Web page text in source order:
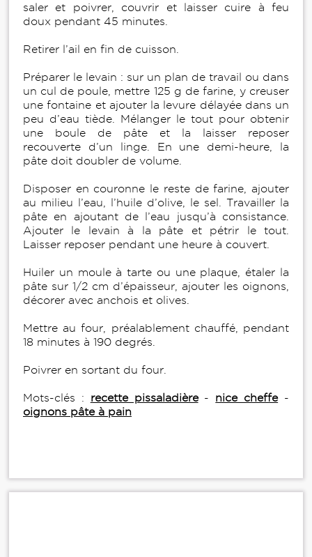
saler et poivrer, couvrir et laisser cuire à feu
doux pendant 45 minutes.
Retirer l’ail en fin de cuisson.
Préparer le levain : sur un plan de travail ou dans
un cul de poule, mettre 125 g de farine, y creuser
une fontaine et ajouter la levure délayée dans un
peu d’eau tiède. Mélanger le tout pour obtenir
une boule de pâte et la laisser reposer
recouverte d’un linge. En une demi-heure, la
pâte doit doubler de volume.
Disposer en couronne le reste de farine, ajouter
au milieu l’eau, l’huile d’olive, le sel. Travailler la
pâte en ajoutant de l’eau jusqu’à consistance.
Ajouter le levain à la pâte et pétrir le tout.
Laisser reposer pendant une heure à couvert.
Huiler un moule à tarte ou une plaque, étaler la
pâte sur 1/2 cm d’épaisseur, ajouter les oignons,
décorer avec anchois et olives.
Mettre au four, préalablement chauffé, pendant
18 minutes à 190 degrés.
Poivrer en sortant du four.
Mots-clés : recette pissaladière- nice cheffe-
oignons pâte à pain